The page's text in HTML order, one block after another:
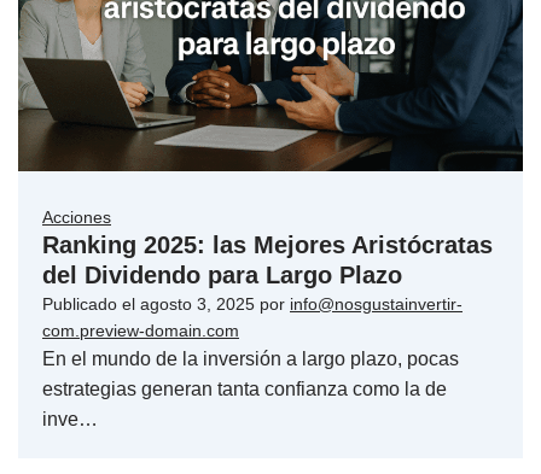
Acciones
Ranking 2025: las Mejores Aristócratas
del Dividendo para Largo Plazo
Publicado el agosto 3, 2025 por info@nosgustainvertir-
com.preview-domain.com
En el mundo de la inversión a largo plazo, pocas
estrategias generan tanta confianza como la de
inve…